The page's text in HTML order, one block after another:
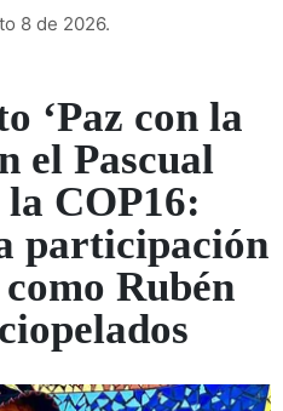
8 de 2026.
‘Paz con la
el Pascual
COP16:
participación
Rubén